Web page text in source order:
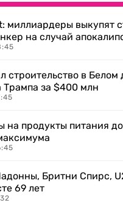
миллиардеры выкупят
на случай
строительство в Белом
Трампа за $400 млн
на продукты питания
Бритни Спирс,
69 лет